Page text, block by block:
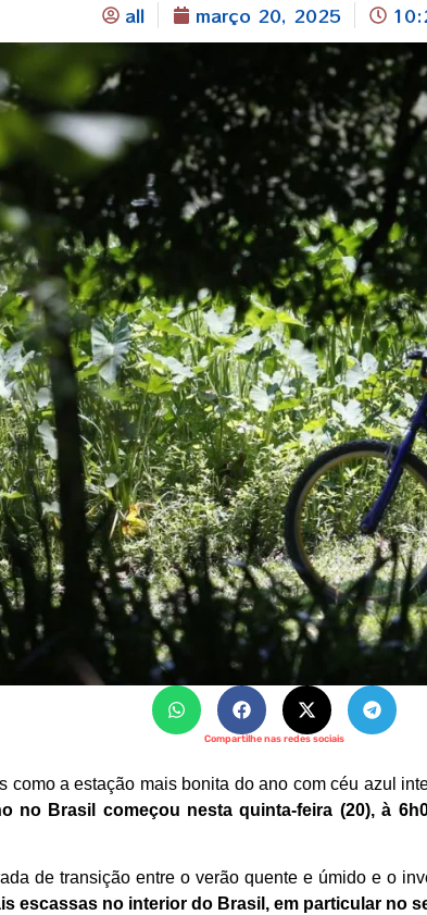
all março 20, 2025
Compartilhe nas redes sociais
como a estação mais bonita do ano com céu azul
no Brasil começou nesta quinta-feira (20), à
de transição entre o verão quente e úmido e o
escassas no interior do Brasil, em particular no